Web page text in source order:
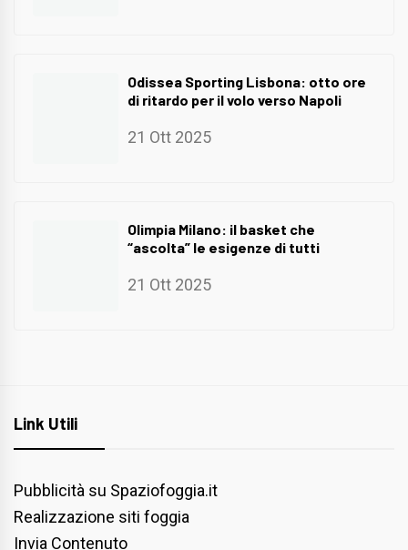
Odissea Sporting Lisbona: otto ore
di ritardo per il volo verso Napoli
21 Ott 2025
Olimpia Milano: il basket che
“ascolta” le esigenze di tutti
21 Ott 2025
Link Utili
Pubblicità su Spaziofoggia.it
Realizzazione siti foggia
Invia Contenuto